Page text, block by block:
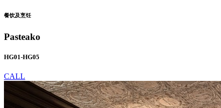
餐饮及烹饪
Pasteako
HG01-HG05
CALL